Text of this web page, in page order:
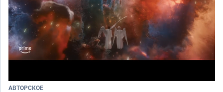
АВТОРСКОЕ